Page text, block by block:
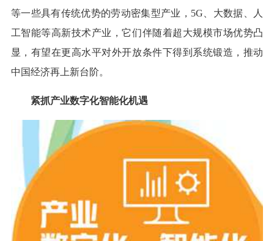
等一些具有传统优势的劳动密集型产业，5G、大数据、人
工智能等高新技术产业，它们伴随着超大规模市场优势凸
显，有望在更高水平对外开放条件下得到系统锻造，推动
中国经济再上新台阶。
紧抓产业数字化智能化机遇